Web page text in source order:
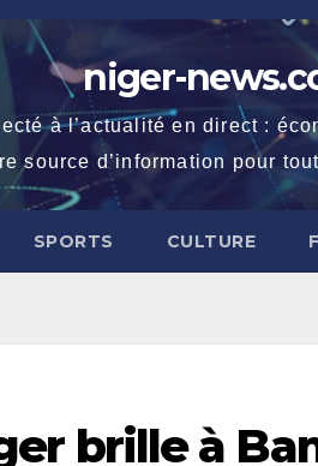
niger-
à l’actualité en direct :
source d’information pour
SPORTS CULTURE
brille à